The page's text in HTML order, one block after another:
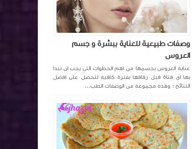
سوف تعشق البذنجان بعد معرفتك هذه
الطريقة لطهيه مقرمش ولذيييذ
Ghazal channel منذ 7 سنة تقريبا
وصفات طبيعية للعناية ببشرة و جسم
العروس
عناية العروس بجسمها من اهم الخطوات التي يجب ان تبدا
بها اي فتاة قبل زفافها بفترة كافية لتحصل على افضل
النتائج ؛ وهذه مجموعة من الوصفات الطب...